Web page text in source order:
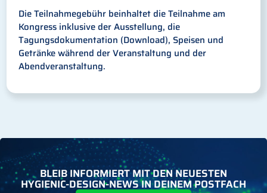
Die Teilnahmegebühr beinhaltet die Teilnahme am
Kongress inklusive der Ausstellung, die
Tagungsdokumentation (Download), Speisen und
Getränke während der Veranstaltung und der
Abendveranstaltung.
BLEIB INFORMIERT MIT DEN NEUESTEN
HYGIENIC-DESIGN-NEWS IN DEINEM POSTFACH